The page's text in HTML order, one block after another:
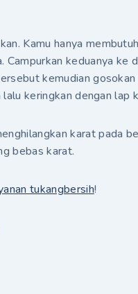
Kamu hanya
keduanya ke
kemudian
keringkan dengan lap
karat pada
bebas karat.
tukangbersih!